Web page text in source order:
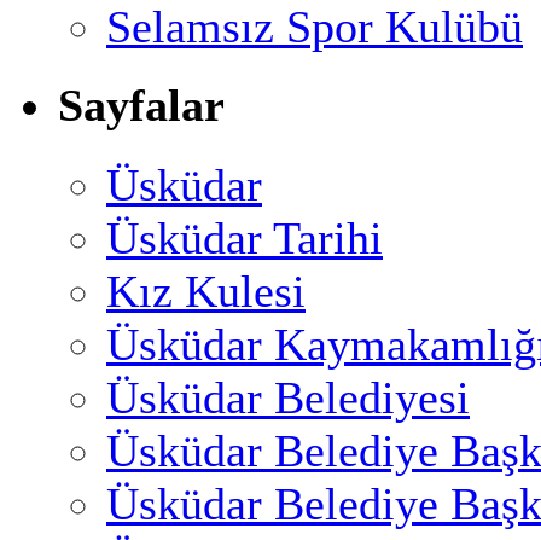
Selamsız Spor Kulübü
Sayfalar
Üsküdar
Üsküdar Tarihi
Kız Kulesi
Üsküdar
Üsküdar Belediyesi
Üsküdar Belediye
Üsküdar Belediye